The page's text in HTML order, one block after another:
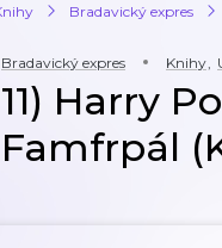
Bradavický expres
Bradavický expres Knihy,
11) Harry
Famfrpál